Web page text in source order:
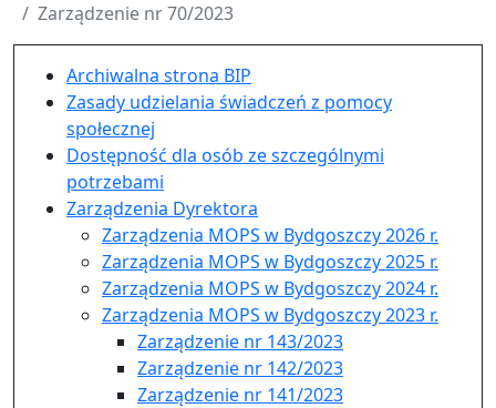
Zarządzenie nr 70/2023
Menu główne pionowe
Archiwalna strona BIP
Zasady udzielania świadczeń z pomocy
społecznej
Dostępność dla osób ze szczególnymi
potrzebami
Zarządzenia Dyrektora
Zarządzenia MOPS w Bydgoszczy 2026 r.
Zarządzenia MOPS w Bydgoszczy 2025 r.
Zarządzenia MOPS w Bydgoszczy 2024 r.
Zarządzenia MOPS w Bydgoszczy 2023 r.
Zarządzenie nr 143/2023
Zarządzenie nr 142/2023
Zarządzenie nr 141/2023